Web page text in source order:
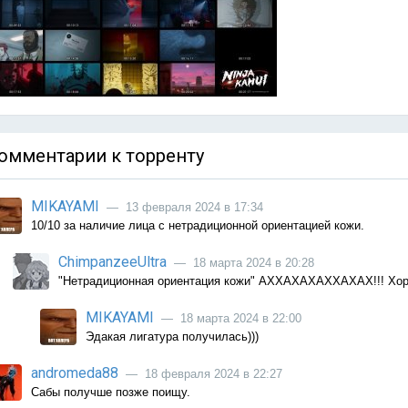
к торренту
MIKAYAMI — 13 февраля 2024 в 17:34
10/10 за наличие лица с нетрадиционной ориентацией кожи.
ChimpanzeeUltra — 18 марта 2024 в 20:28
"Нетрадиционная ориентация кожи" АХХАХАХАХХАХАХ!!!
MIKAYAMI — 18 марта 2024 в 22:00
Эдакая лигатура получилась)))
andromeda88 — 18 февраля 2024 в 22:27
Сабы получше позже поищу.